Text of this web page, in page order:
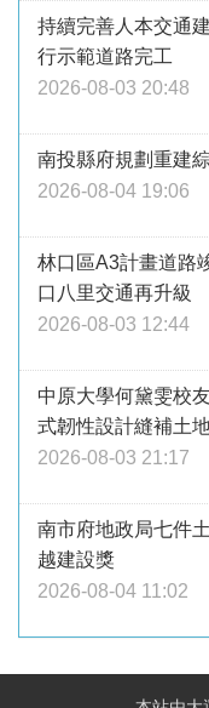
持續完善人本交通
行示範道路完工
2026-08-03 20:48
南投縣府規劃重建
2026-08-04 19:06
林口區A3計畫道
口八里交通再升級
2026-08-03 12:44
中原大學何黛雯校
式韌性設計縫補土
2026-08-03 21:17
南市府地政局七件
越建設獎
2026-08-04 11:02